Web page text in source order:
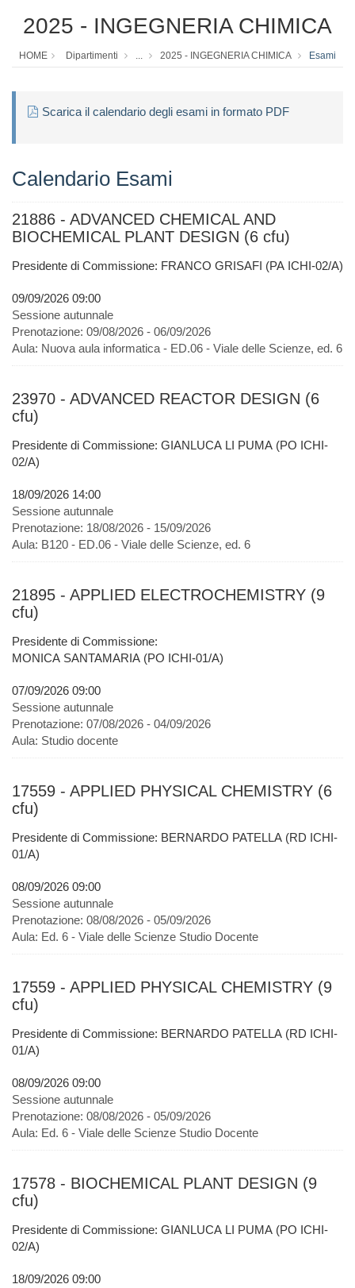
2025 - INGEGNERIA CHIMICA
HOME Dipartimenti ... 2025 - INGEGNERIA CHIMICA Esami
Scarica il calendario degli esami in formato PDF
Calendario Esami
21886 - ADVANCED CHEMICAL AND
BIOCHEMICAL PLANT DESIGN (6 cfu)
Presidente di Commissione: FRANCO GRISAFI (PA ICHI-02/A)
09/09/2026 09:00
Sessione autunnale
Prenotazione: 09/08/2026 - 06/09/2026
Aula: Nuova aula informatica - ED.06 - Viale delle Scienze, ed. 6
23970 - ADVANCED REACTOR DESIGN (6
cfu)
Presidente di Commissione: GIANLUCA LI PUMA (PO ICHI-
02/A)
18/09/2026 14:00
Sessione autunnale
Prenotazione: 18/08/2026 - 15/09/2026
Aula: B120 - ED.06 - Viale delle Scienze, ed. 6
21895 - APPLIED ELECTROCHEMISTRY (9
cfu)
Presidente di Commissione:
MONICA SANTAMARIA (PO ICHI-01/A)
07/09/2026 09:00
Sessione autunnale
Prenotazione: 07/08/2026 - 04/09/2026
Aula: Studio docente
17559 - APPLIED PHYSICAL CHEMISTRY (6
cfu)
Presidente di Commissione: BERNARDO PATELLA (RD ICHI-
01/A)
08/09/2026 09:00
Sessione autunnale
Prenotazione: 08/08/2026 - 05/09/2026
Aula: Ed. 6 - Viale delle Scienze Studio Docente
17559 - APPLIED PHYSICAL CHEMISTRY (9
cfu)
Presidente di Commissione: BERNARDO PATELLA (RD ICHI-
01/A)
08/09/2026 09:00
Sessione autunnale
Prenotazione: 08/08/2026 - 05/09/2026
Aula: Ed. 6 - Viale delle Scienze Studio Docente
17578 - BIOCHEMICAL PLANT DESIGN (9
cfu)
Presidente di Commissione: GIANLUCA LI PUMA (PO ICHI-
02/A)
18/09/2026 09:00